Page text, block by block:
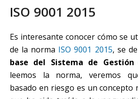
ISO 9001 2015
Es interesante conocer cómo se
de la norma ISO 9001 2015, se
base del Sistema de
leemos la norma, veremos
basado en riesgo es un concepto